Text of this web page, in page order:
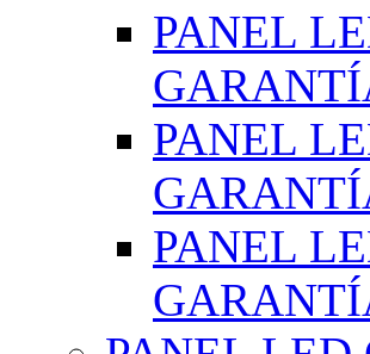
PANEL
PANEL
PANEL